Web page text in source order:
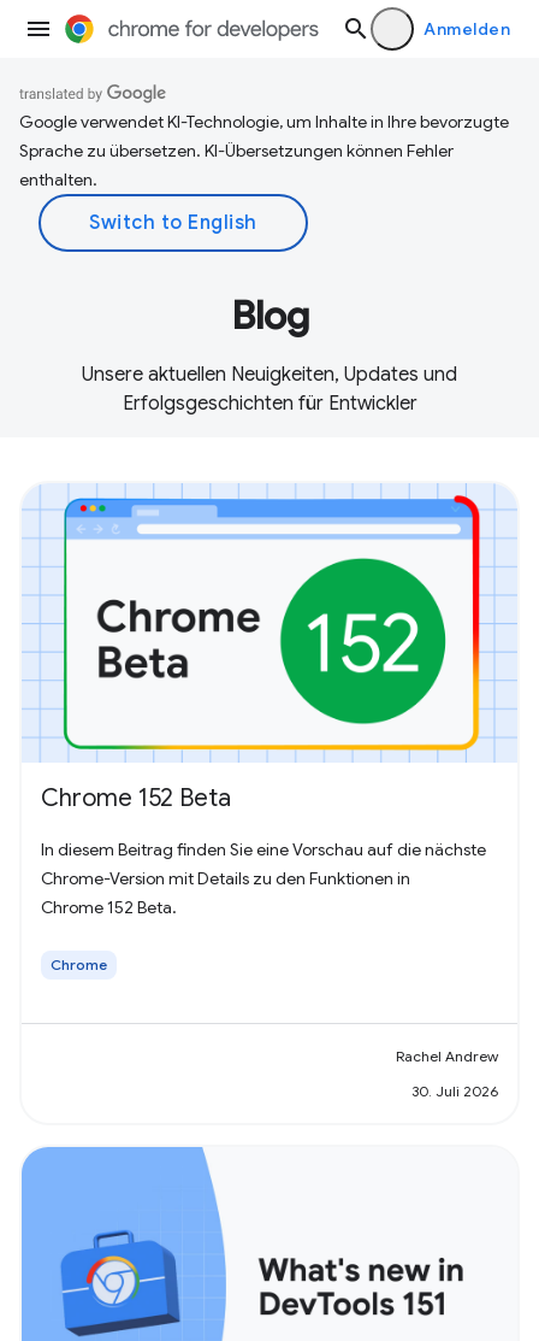
Anmelden
Google verwendet KI-Technologie, um Inhalte in Ihre bevorzugte
Sprache zu übersetzen. KI-Übersetzungen können Fehler
enthalten.
Blog
Unsere aktuellen Neuigkeiten, Updates und
Erfolgsgeschichten für Entwickler
Chrome 152 Beta
In diesem Beitrag finden Sie eine Vorschau auf die nächste
Chrome-Version mit Details zu den Funktionen in
Chrome 152 Beta.
Chrome
Rachel Andrew
30. Juli 2026